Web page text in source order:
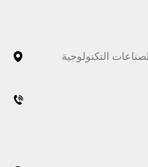
منطقة الصناعات التكنولوجية